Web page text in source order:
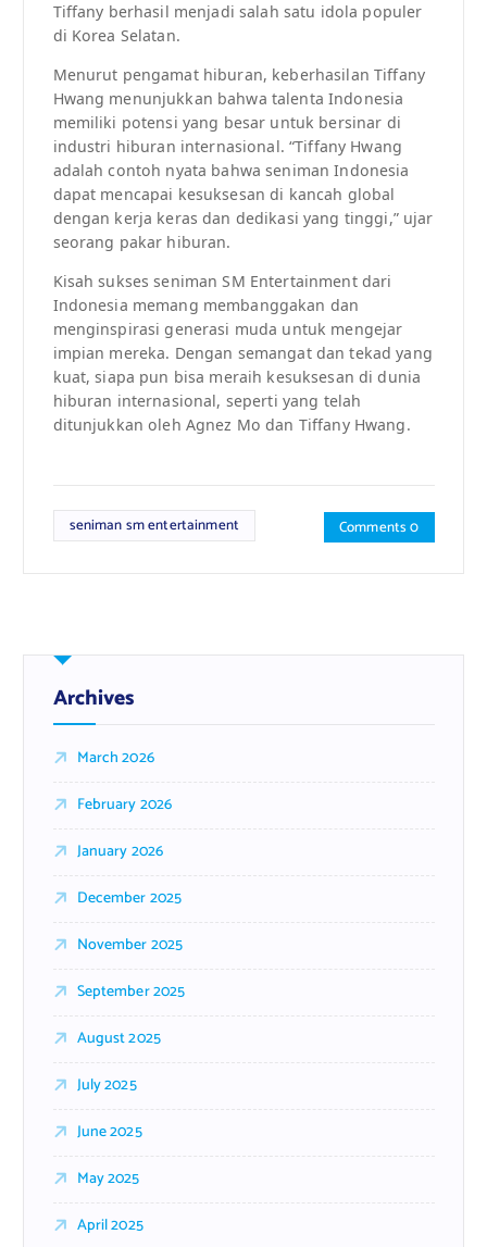
Tiffany berhasil menjadi salah satu idola populer
di Korea Selatan.
Menurut pengamat hiburan, keberhasilan Tiffany
Hwang menunjukkan bahwa talenta Indonesia
memiliki potensi yang besar untuk bersinar di
industri hiburan internasional. “Tiffany Hwang
adalah contoh nyata bahwa seniman Indonesia
dapat mencapai kesuksesan di kancah global
dengan kerja keras dan dedikasi yang tinggi,” ujar
seorang pakar hiburan.
Kisah sukses seniman SM Entertainment dari
Indonesia memang membanggakan dan
menginspirasi generasi muda untuk mengejar
impian mereka. Dengan semangat dan tekad yang
kuat, siapa pun bisa meraih kesuksesan di dunia
hiburan internasional, seperti yang telah
ditunjukkan oleh Agnez Mo dan Tiffany Hwang.
seniman sm entertainment Comments 0
Archives
March 2026
February 2026
January 2026
December 2025
November 2025
September 2025
August 2025
July 2025
June 2025
May 2025
April 2025